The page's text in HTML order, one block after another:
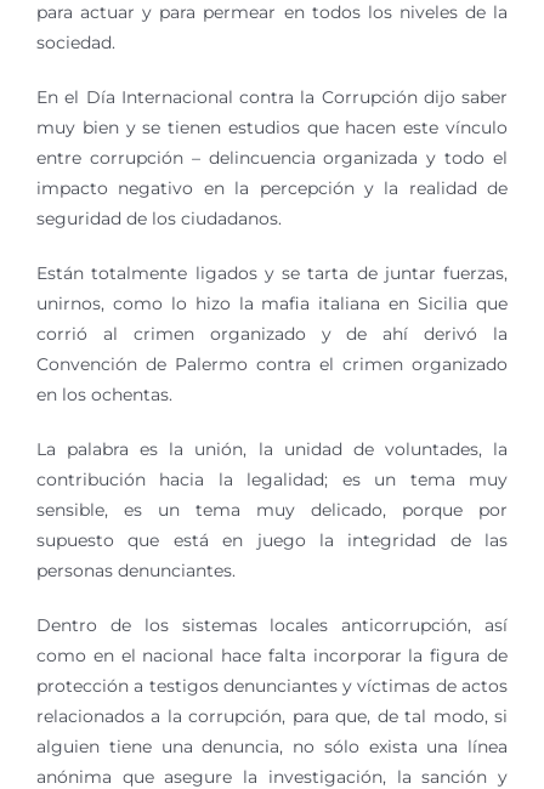
para actuar y para permear en todos los niveles de la
sociedad.
En el Día Internacional contra la Corrupción dijo saber
muy bien y se tienen estudios que hacen este vínculo
entre corrupción – delincuencia organizada y todo el
impacto negativo en la percepción y la realidad de
seguridad de los ciudadanos.
Están totalmente ligados y se tarta de juntar fuerzas,
unirnos, como lo hizo la mafia italiana en Sicilia que
corrió al crimen organizado y de ahí derivó la
Convención de Palermo contra el crimen organizado
en los ochentas.
La palabra es la unión, la unidad de voluntades, la
contribución hacia la legalidad; es un tema muy
sensible, es un tema muy delicado, porque por
supuesto que está en juego la integridad de las
personas denunciantes.
Dentro de los sistemas locales anticorrupción, así
como en el nacional hace falta incorporar la figura de
protección a testigos denunciantes y víctimas de actos
relacionados a la corrupción, para que, de tal modo, si
alguien tiene una denuncia, no sólo exista una línea
anónima que asegure la investigación, la sanción y